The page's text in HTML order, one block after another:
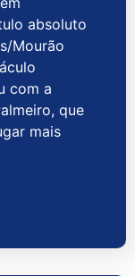
absoluto
Mourão
com a
que
mais